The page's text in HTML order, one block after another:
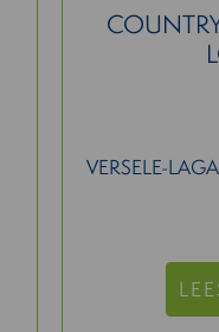
VERSELE-LAGA